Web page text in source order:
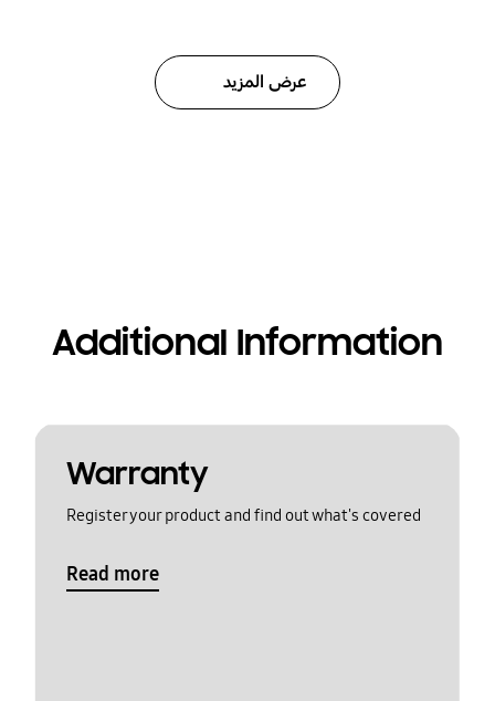
عرض المزيد
Additional Information
Warranty
Register your product and find out what's covered
Read more